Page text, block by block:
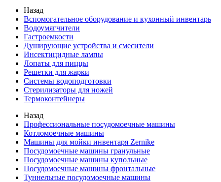
Назад
Вспомогательное оборудование и кухонный инвентарь
Водоумягчители
Гастроемкости
Душирующие устройства и смесители
Инсектицидные лампы
Лопаты для пиццы
Решетки для жарки
Системы водоподготовки
Стерилизаторы для ножей
Термоконтейнеры
Назад
Профессиональные посудомоечные машины
Котломоечные машины
Машины для мойки инвентаря Zernike
Посудомоечные машины гранульные
Посудомоечные машины купольные
Посудомоечные машины фронтальные
Туннельные посудомоечные машины